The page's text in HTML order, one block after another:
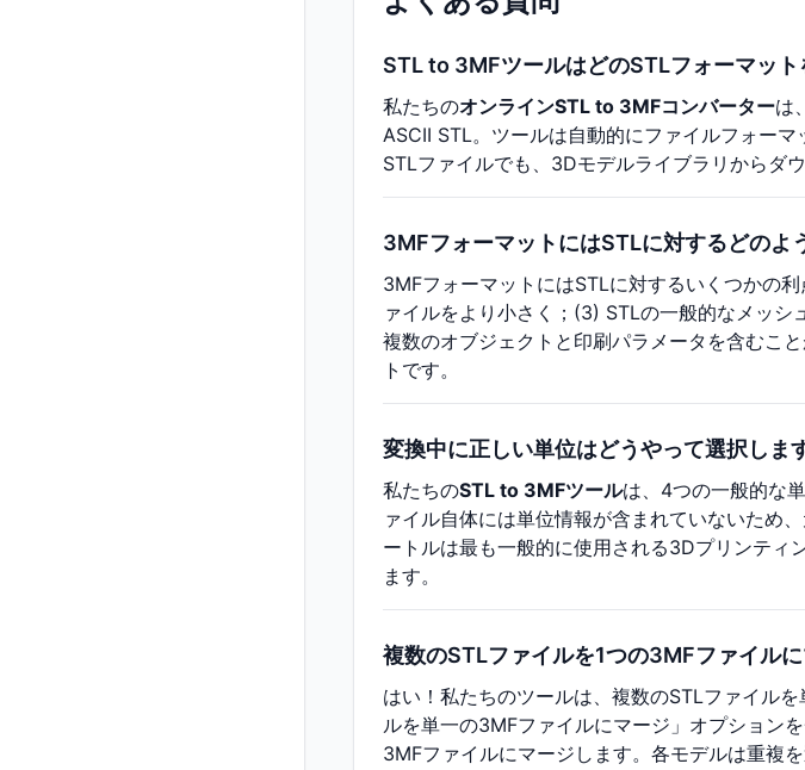
STL to 3MFツールはどのSTLフォーマット
私たちのオンラインSTL to 3MFコンバーターは
ASCII STL。ツールは自動的にファイルフォー
STLファイルでも、3Dモデルライブラリからダ
3MFフォーマットにはSTLに対するどのよ
3MFフォーマットにはSTLに対するいくつかの
ァイルをより小さく；(3) STLの一般的なメッ
複数のオブジェクトと印刷パラメータを含むこ
トです。
変換中に正しい単位はどうやって選択しま
私たちのSTL to 3MFツールは、4つの一般的な
ァイル自体には単位情報が含まれていないため
ートルは最も一般的に使用される3Dプリンティ
ます。
複数のSTLファイルを1つの3MFファイル
はい！私たちのツールは、複数のSTLファイル
ルを単一の3MFファイルにマージ」オプション
3MFファイルにマージします。各モデルは重複